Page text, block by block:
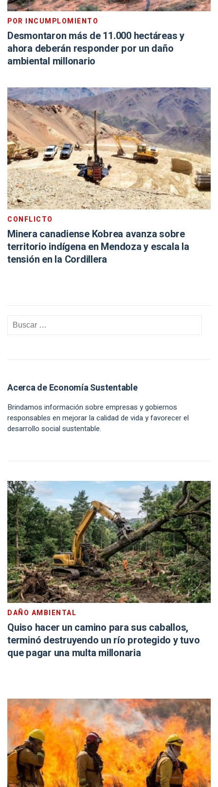
POR INCUMPLOMIENTO
Desmontaron más de 11.000 hectáreas y
ahora deberán responder por un daño
ambiental millonario
CONFLICTO
Minera canadiense Kobrea avanza sobre
territorio indígena en Mendoza y escala la
tensión en la Cordillera
Acerca de Economía Sustentable
Brindamos información sobre empresas y gobiernos
responsables en mejorar la calidad de vida y favorecer el
desarrollo social sustentable.
DAÑO AMBIENTAL
Quiso hacer un camino para sus caballos,
terminó destruyendo un río protegido y tuvo
que pagar una multa millonaria